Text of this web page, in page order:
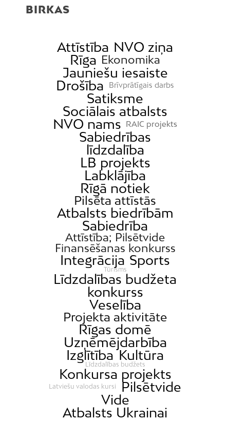
BIRKAS
Attīstība NVO ziņa
Rīga Ekonomika
Jauniešu iesaiste
Drošība
Brīvprātīgais darbs
Satiksme
Sociālais atbalsts
NVO nams
RAIC projekts
Sabiedrības
līdzdalība
LB projekts
Labklājība
Rīgā notiek
Pilsēta attīstās
Atbalsts biedrībām
Sabiedrība
Attīstība; Pilsētvide
Finansēšanas konkurss
Integrācija Sports
Tūrisms
Līdzdalības budžeta
konkurss
Veselība
Projekta aktivitāte
Rīgas domē
Uzņēmējdarbība
Izglītība Kultūra
Līdzdalības budžets
Konkursa projekts
Latviešu valodas kursi
Pilsētvide
Vide
Atbalsts Ukrainai